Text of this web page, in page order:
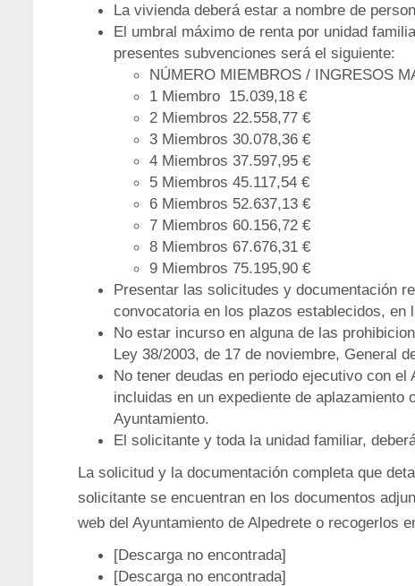
La vivienda deberá estar a nombre de
El umbral máximo de renta por unidad
presentes subvenciones será el siguiente:
NÚMERO MIEMBROS / INGRESOS
1 Miembro 15.039,18 €
2 Miembros 22.558,77 €
3 Miembros 30.078,36 €
4 Miembros 37.597,95 €
5 Miembros 45.117,54 €
6 Miembros 52.637,13 €
7 Miembros 60.156,72 €
8 Miembros 67.676,31 €
9 Miembros 75.195,90 €
Presentar las solicitudes y documentación
convocatoria en los plazos establecidos, en
No estar incurso en alguna de las
Ley 38/2003, de 17 de noviembre, General
No tener deudas en periodo ejecutivo con
incluidas en un expediente de aplazamiento
Ayuntamiento.
El solicitante y toda la unidad familiar,
La solicitud y la documentación completa que
solicitante se encuentran en los documentos
web del Ayuntamiento de Alpedrete o recogerlos
[Descarga no encontrada]
[Descarga no encontrada]